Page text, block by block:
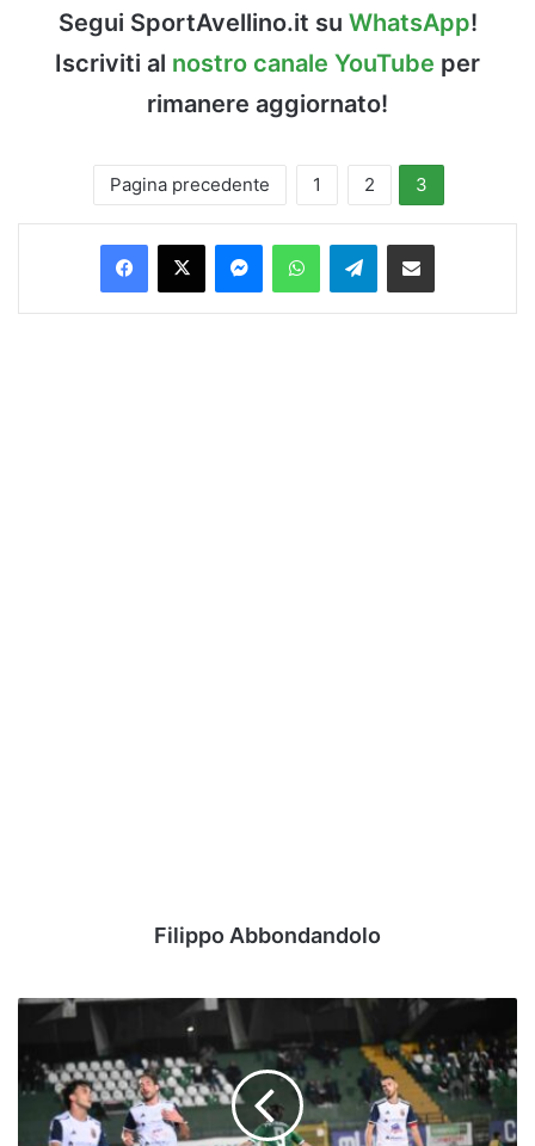
Segui SportAvellino.it su WhatsApp!
Iscriviti al nostro canale YouTube per
rimanere aggiornato!
Pagina precedente 1 2 3
Facebook
X MessengerWhatsAppTelegramCondividi via Email
Filippo Abbondandolo
Avellino,
classifica
marcatori
ponderata:
domina